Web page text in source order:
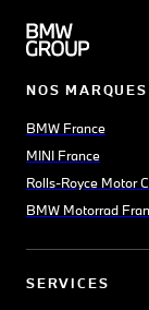
NOS MARQUES
BMW France
MINI France
Rolls-Royce Motor
BMW Motorrad
SERVICES